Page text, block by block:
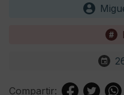
Compartir: